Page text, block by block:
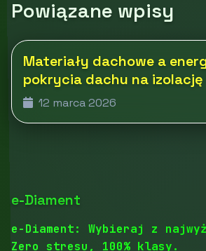
Powiązane wpisy
Materiały dachowe a
pokrycia dachu na
12 marca 2026
e-Diament
e-Diament: Wybieraj z
Zero stresu, 100% klasy.